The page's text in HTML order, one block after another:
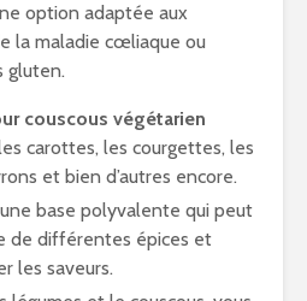
option adaptée aux
la maladie cœliaque ou
gluten.
couscous végétarien
carottes, les courgettes, les
et bien d’autres encore.
base polyvalente qui peut
de différentes épices et
les saveurs.